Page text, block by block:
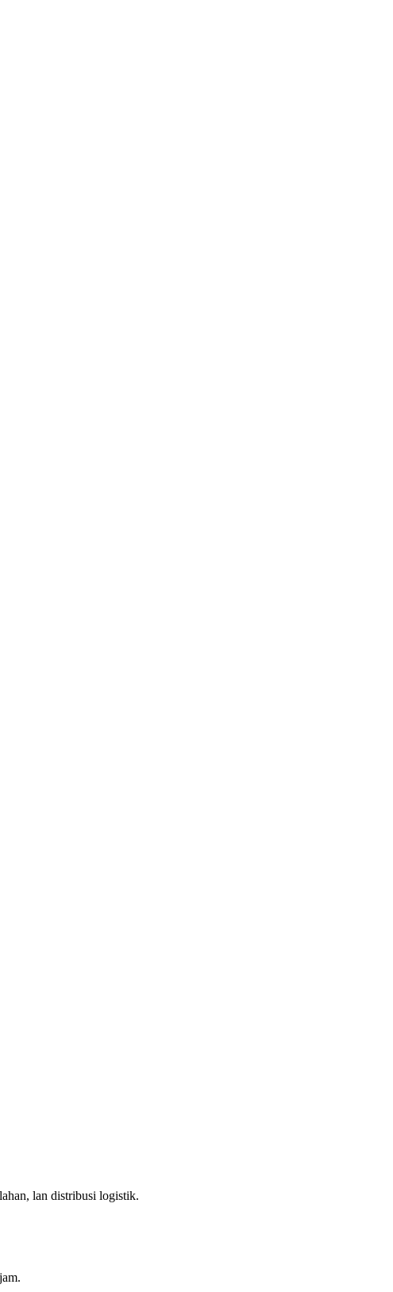
lan distribusi logistik.